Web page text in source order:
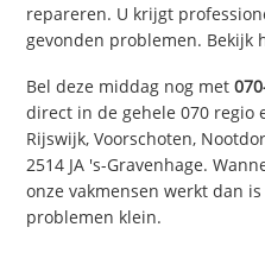
repareren. U krijgt
gevonden problemen. Bekijk
Bel deze middag nog met
direct in de gehele 070 regio
Rijswijk, Voorschoten,
2514 JA 's-Gravenhage.
onze vakmensen werkt dan
problemen klein.